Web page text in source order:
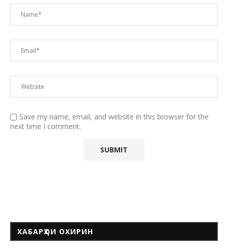
Save my name, email, and website in this browser for the
next time I comment.
ХАБАРҲОИ ОХИРИН